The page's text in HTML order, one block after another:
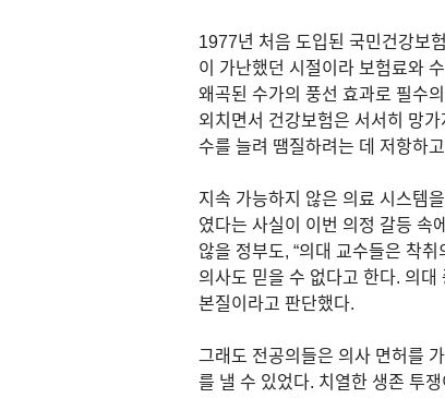
1977년 처음 도입된 국민건강보
이 가난했던 시절이라 보험료와
왜곡된 수가의 풍선 효과로 필수
외치면서 건강보험은 서서히 망
수를 늘려 땜질하려는 데 저항하
지속 가능하지 않은 의료 시스템
였다는 사실이 이번 의정 갈등 속
않을 정부도, “의대 교수들은 착
의사도 믿을 수 없다고 한다. 의
본질이라고 판단했다.
그래도 전공의들은 의사 면허를
를 낼 수 있었다. 치열한 생존 투